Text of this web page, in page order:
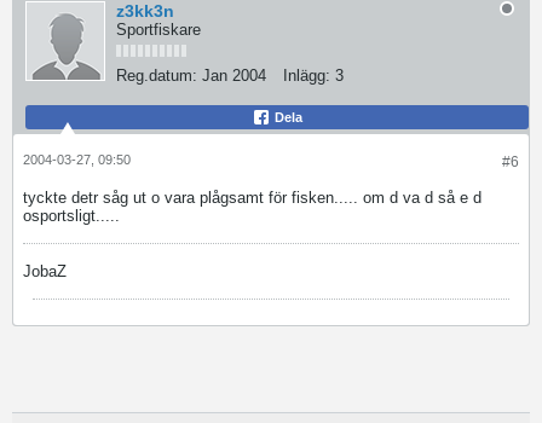
z3kk3n
Sportfiskare
Reg.datum: Jan 2004 Inlägg: 3
Dela
#6
2004-03-27, 09:50
tyckte detr såg ut o vara plågsamt för fisken..... om d va d så e d
osportsligt.....
JobaZ